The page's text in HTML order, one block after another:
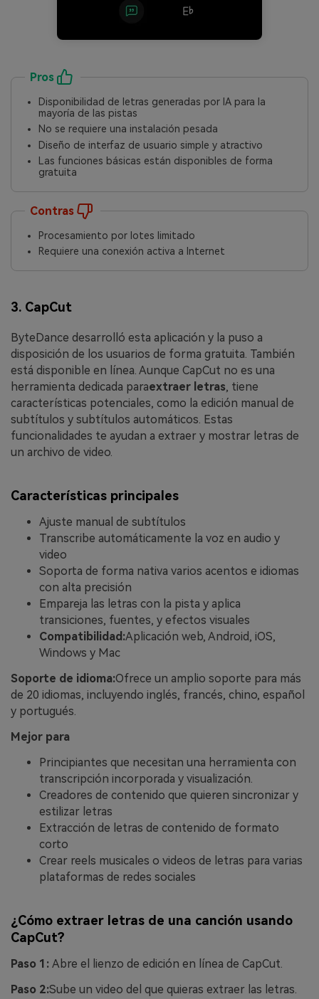
Pros
Disponibilidad de letras generadas por IA para la
mayoría de las pistas
No se requiere una instalación pesada
Diseño de interfaz de usuario simple y atractivo
Las funciones básicas están disponibles de forma
gratuita
Contras
Procesamiento por lotes limitado
Requiere una conexión activa a Internet
3. CapCut
ByteDance desarrolló esta aplicación y la puso a
disposición de los usuarios de forma gratuita. También
está disponible en línea. Aunque CapCut no es una
herramienta dedicada paraextraer letras, tiene
características potenciales, como la edición manual de
subtítulos y subtítulos automáticos. Estas
funcionalidades te ayudan a extraer y mostrar letras de
un archivo de video.
Características principales
Ajuste manual de subtítulos
Transcribe automáticamente la voz en audio y
video
Soporta de forma nativa varios acentos e idiomas
con alta precisión
Empareja las letras con la pista y aplica
transiciones, fuentes, y efectos visuales
Compatibilidad:Aplicación web, Android, iOS,
Windows y Mac
Soporte de idioma:Ofrece un amplio soporte para más
de 20 idiomas, incluyendo inglés, francés, chino, español
y portugués.
Mejor para
Principiantes que necesitan una herramienta con
transcripción incorporada y visualización.
Creadores de contenido que quieren sincronizar y
estilizar letras
Extracción de letras de contenido de formato
corto
Crear reels musicales o videos de letras para varias
plataformas de redes sociales
¿Cómo extraer letras de una canción usando
CapCut?
Paso 1: Abre el lienzo de edición en línea de CapCut.
Paso 2:Sube un video del que quieras extraer las letras.